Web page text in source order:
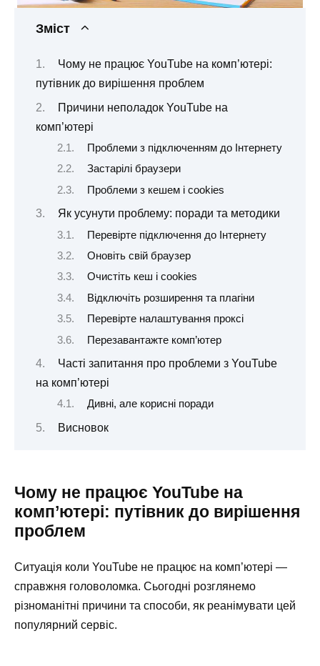
Зміст
Чому не працює YouTube на комп’ютері:
путівник до вирішення проблем
Причини неполадок YouTube на
комп’ютері
Проблеми з підключенням до Інтернету
Застарілі браузери
Проблеми з кешем і cookies
Як усунути проблему: поради та методики
Перевірте підключення до Інтернету
Оновіть свій браузер
Очистіть кеш і cookies
Відключіть розширення та плагіни
Перевірте налаштування проксі
Перезавантажте комп’ютер
Часті запитання про проблеми з YouTube
на комп’ютері
Дивні, але корисні поради
Висновок
Чому не працює YouTube на
комп’ютері: путівник до вирішення
проблем
Ситуація коли YouTube не працює на комп’ютері —
справжня головоломка. Сьогодні розглянемо
різноманітні причини та способи, як реанімувати цей
популярний сервіс.